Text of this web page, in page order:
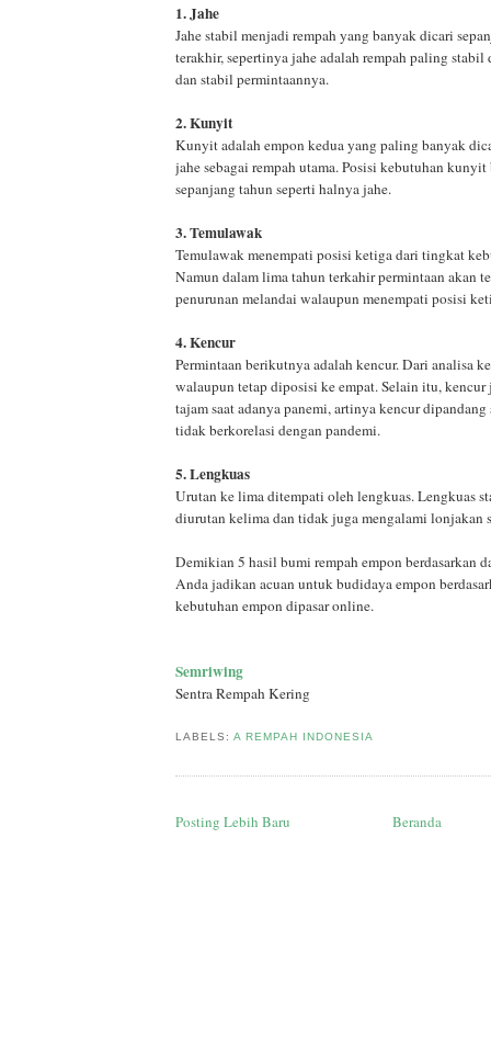
1. Jahe
Jahe stabil menjadi rempah yang banyak dicari
terakhir, sepertinya jahe adalah rempah paling stabil
dan stabil permintaannya.
2. Kunyit
Kunyit adalah empon kedua yang paling banyak
jahe sebagai rempah utama. Posisi kebutuhan
sepanjang tahun seperti halnya jahe.
3. Temulawak
Temulawak menempati posisi ketiga dari tingkat
Namun dalam lima tahun terkahir permintaan akan
penurunan melandai walaupun menempati posisi
4. Kencur
Permintaan berikutnya adalah kencur. Dari analisa
walaupun tetap diposisi ke empat. Selain itu,
tajam saat adanya panemi, artinya kencur dipandang
tidak berkorelasi dengan pandemi.
5. Lengkuas
Urutan ke lima ditempati oleh lengkuas. Lengkuas
diurutan kelima dan tidak juga mengalami lonjakan
Demikian 5 hasil bumi rempah empon berdasarkan
Anda jadikan acuan untuk budidaya empon
kebutuhan empon dipasar online.
Semriwing
Sentra Rempah Kering
LABELS:A REMPAH INDONESIA
Posting Lebih Baru Beranda